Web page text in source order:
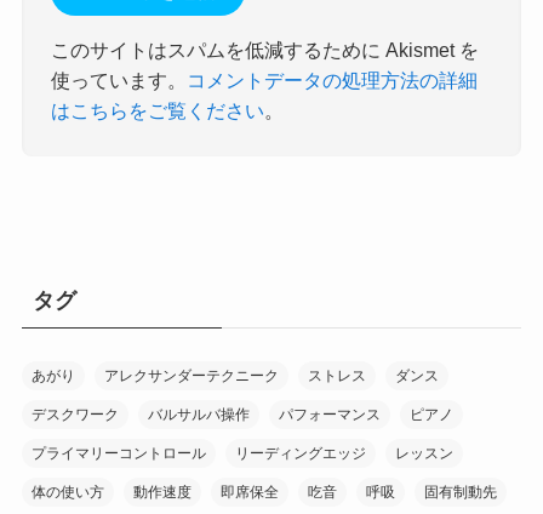
このサイトはスパムを低減するために Akismet を
使っています。
コメントデータの処理方法の詳細
はこちらをご覧ください。
タグ
あがり アレクサンダーテクニーク ストレス ダンス
デスクワーク バルサルバ操作 パフォーマンス ピアノ
プライマリーコントロール リーディングエッジ レッスン
体の使い方 動作速度 即席保全 吃音 呼吸 固有制動先